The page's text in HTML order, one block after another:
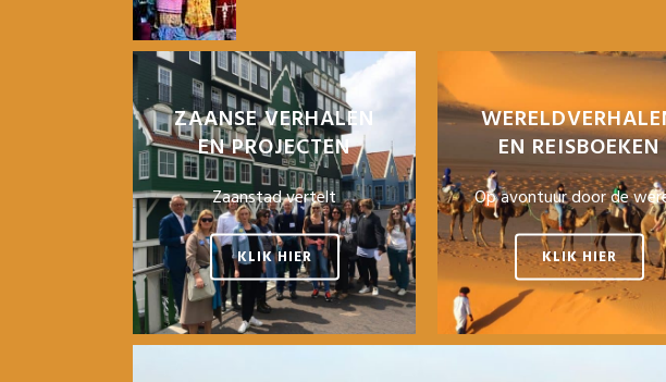
ZAANSE VERHALEN
EN PROJECTEN
Zaanstad vertelt
KLIK HIER
EN REISBOEKEN
Op avontuur door de
KLIK HIER